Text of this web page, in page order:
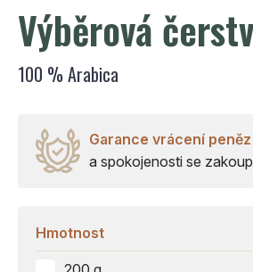
Výběrová
100 % Arabica
Garance vrácení peněz
a spokojenosti se
Hmotnost